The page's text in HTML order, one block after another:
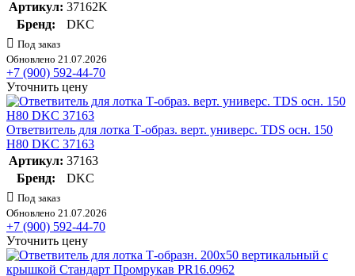
Артикул: 37162K
Бренд:
DKC
Под заказ
Обновлено 21.07.2026
+7 (900) 592-44-70
Уточнить цену
Ответвитель для лотка Т-образ. верт. универс. TDS осн. 150
Н80 DKC 37163
Артикул: 37163
Бренд:
DKC
Под заказ
Обновлено 21.07.2026
+7 (900) 592-44-70
Уточнить цену